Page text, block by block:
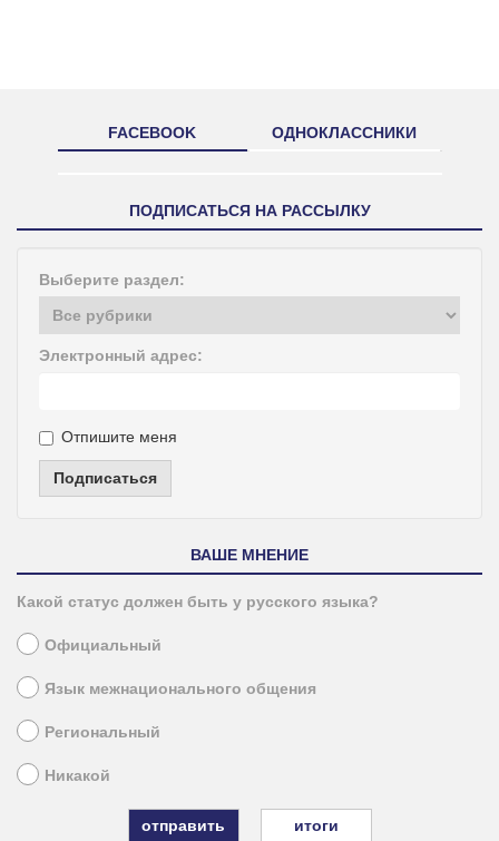
FACEBOOK ОДНОКЛАССНИКИ
ПОДПИСАТЬСЯ НА РАССЫЛКУ
Выберите раздел:
Электронный адрес:
Отпишите меня
Подписаться
ВАШЕ МНЕНИЕ
Какой статус должен быть у русского языка?
Официальный
Язык межнационального общения
Региональный
Никакой
итоги